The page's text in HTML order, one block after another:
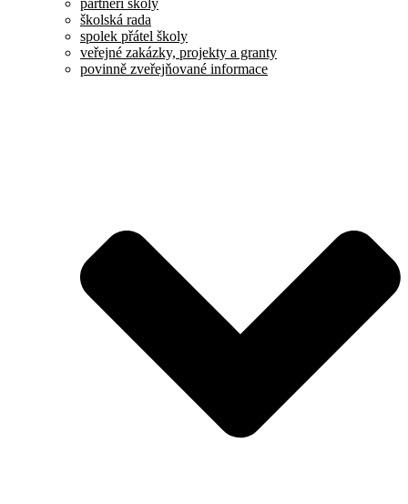
partneři školy
školská rada
spolek přátel školy
veřejné zakázky, projekty a granty
povinně zveřejňované informace